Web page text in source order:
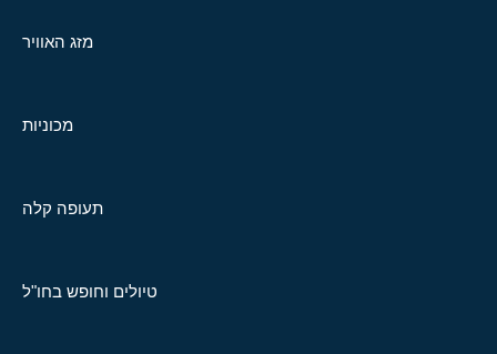
מזג האוויר
מכוניות
תעופה קלה
טיולים וחופש בחו"ל